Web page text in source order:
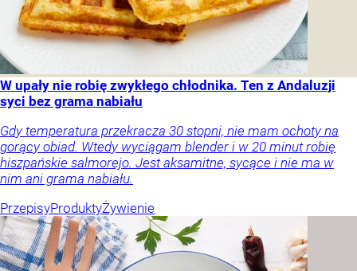
W upały nie robię zwykłego chłodnika. Ten z Andaluzji
syci bez grama nabiału
Gdy temperatura przekracza 30 stopni, nie mam ochoty na
gorący obiad. Wtedy wyciągam blender i w 20 minut robię
hiszpańskie salmorejo. Jest aksamitne, sycące i nie ma w
nim ani grama nabiału.
PrzepisyProduktyŻywienie